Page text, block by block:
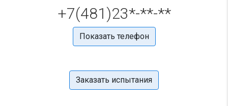
+7(481)23*-**-**
Показать телефон
Заказать испытания